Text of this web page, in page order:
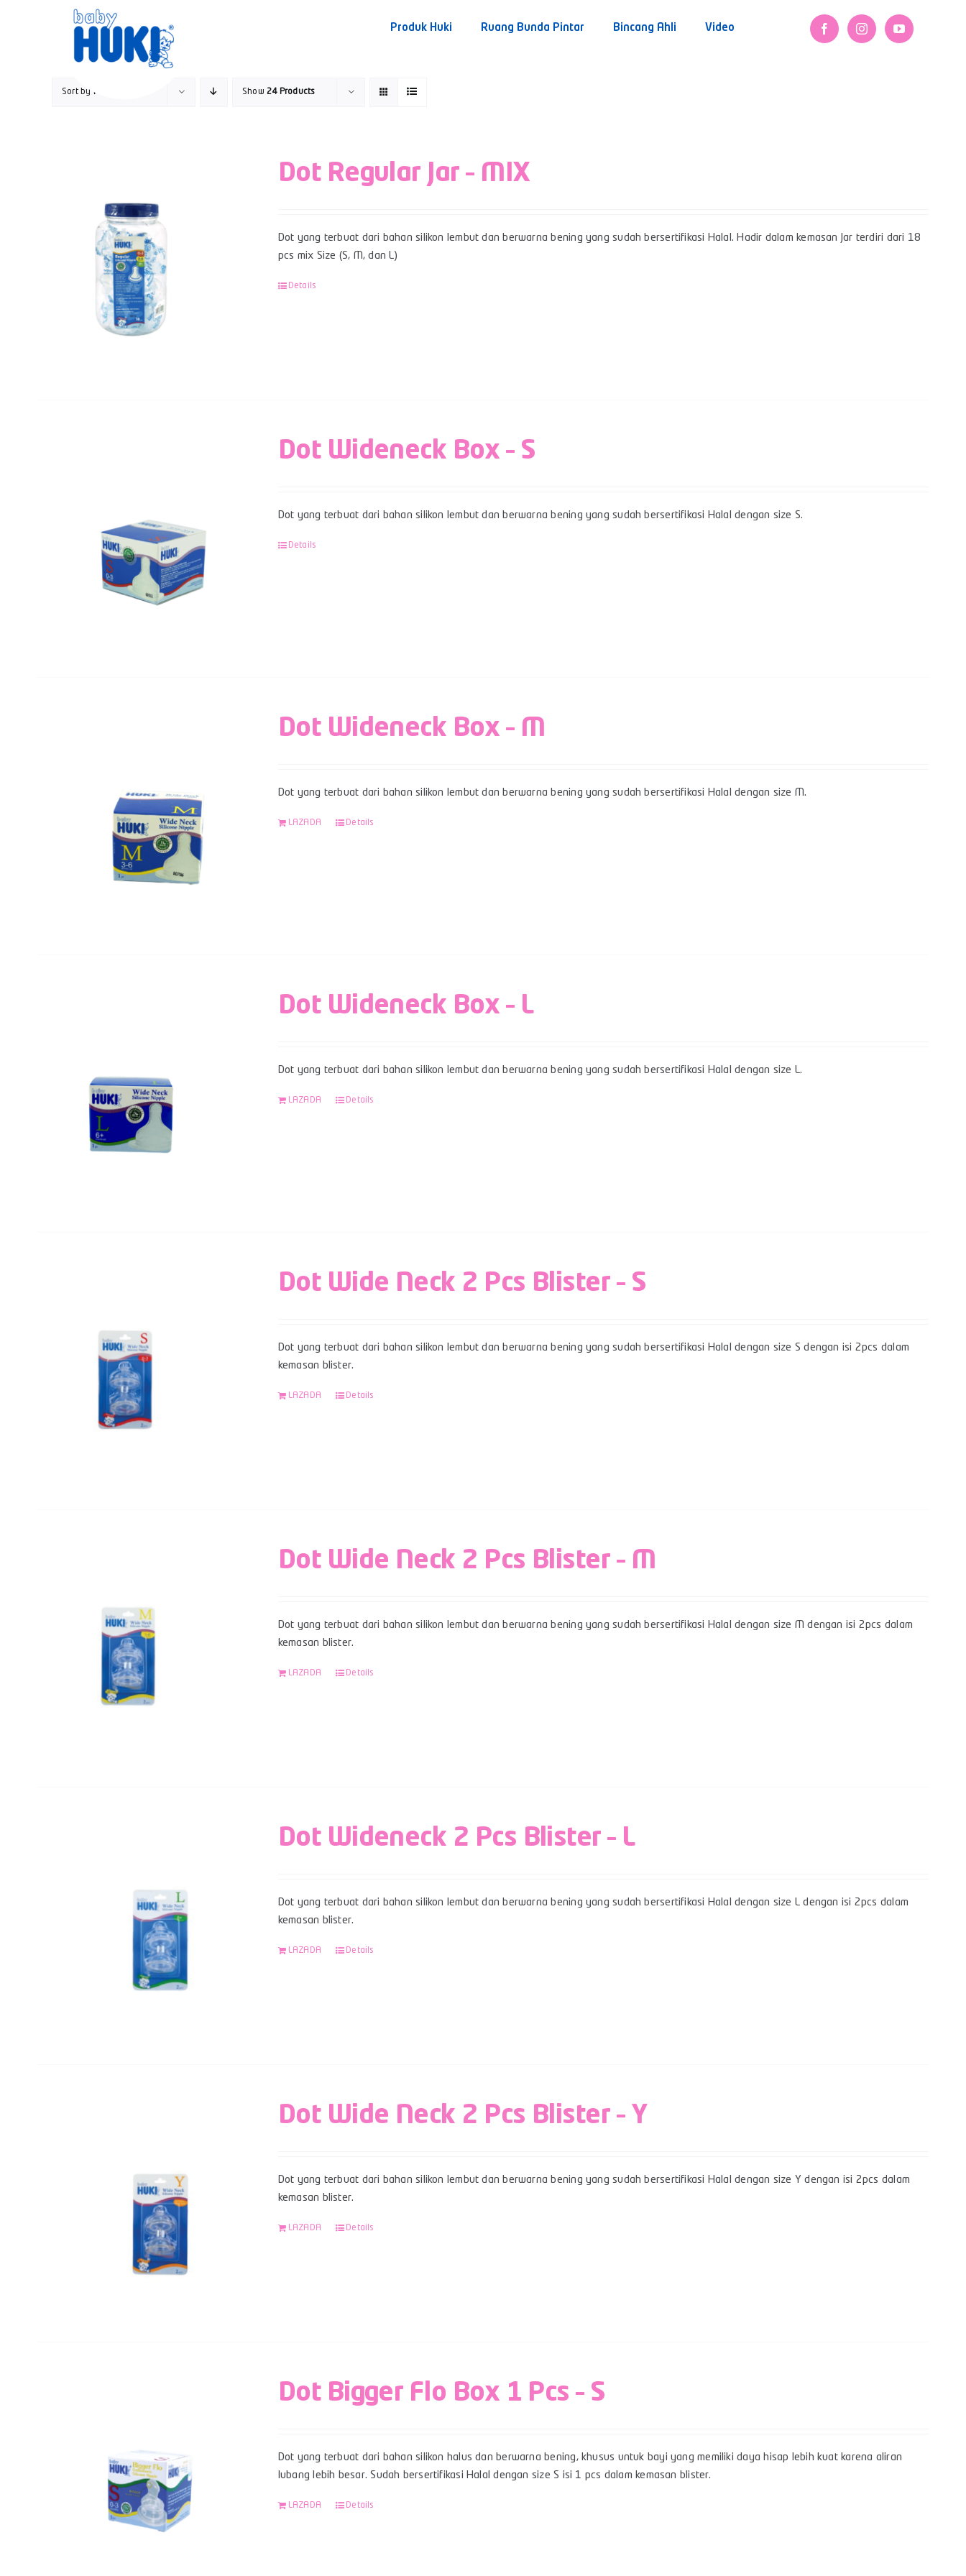
Produk Huki Ruang Bunda Pintar Bincang Ahli Video
Sort by Popularity Show24 Products
Dot Regular Jar – MIX
Dot yang terbuat dari bahan silikon lembut dan berwarna bening yang sudah bersertifikasi Halal. Hadir dalam kemasan Jar terdiri dari 18
pcs mix Size (S, M, dan L)
Details
Dot Wideneck Box – S
Dot yang terbuat dari bahan silikon lembut dan berwarna bening yang sudah bersertifikasi Halal dengan size S.
Details
Dot Wideneck Box – M
Dot yang terbuat dari bahan silikon lembut dan berwarna bening yang sudah bersertifikasi Halal dengan size M.
LAZADA Details
Dot Wideneck Box – L
Dot yang terbuat dari bahan silikon lembut dan berwarna bening yang sudah bersertifikasi Halal dengan size L.
LAZADA Details
Dot Wide Neck 2 Pcs Blister – S
Dot yang terbuat dari bahan silikon lembut dan berwarna bening yang sudah bersertifikasi Halal dengan size S dengan isi 2pcs dalam
kemasan blister.
LAZADA Details
Dot Wide Neck 2 Pcs Blister – M
Dot yang terbuat dari bahan silikon lembut dan berwarna bening yang sudah bersertifikasi Halal dengan size M dengan isi 2pcs dalam
kemasan blister.
LAZADA Details
Dot Wideneck 2 Pcs Blister – L
Dot yang terbuat dari bahan silikon lembut dan berwarna bening yang sudah bersertifikasi Halal dengan size L dengan isi 2pcs dalam
kemasan blister.
LAZADA Details
Dot Wide Neck 2 Pcs Blister – Y
Dot yang terbuat dari bahan silikon lembut dan berwarna bening yang sudah bersertifikasi Halal dengan size Y dengan isi 2pcs dalam
kemasan blister.
LAZADA Details
Dot Bigger Flo Box 1 Pcs – S
Dot yang terbuat dari bahan silikon halus dan berwarna bening, khusus untuk bayi yang memiliki daya hisap lebih kuat karena aliran
lubang lebih besar. Sudah bersertifikasi Halal dengan size S isi 1 pcs dalam kemasan blister.
LAZADA Details